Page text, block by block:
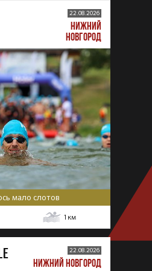
22.08.2026
НИЖНИЙ
НОВГОРОД
мало слотов
1 км
22.08.2026
НИЖНИЙ НОВГОРОД